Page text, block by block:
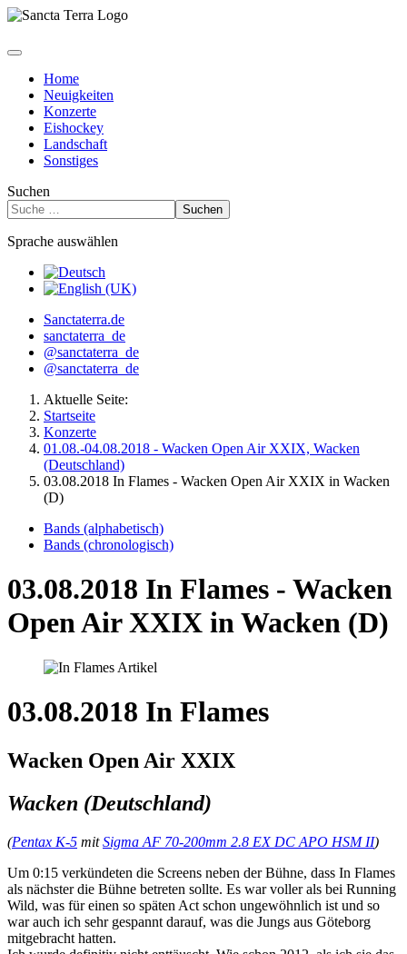
Home
Neuigkeiten
Konzerte
Eishockey
Landschaft
Sonstiges
Suchen
Suchen
Sprache auswählen
Sanctaterra.de
sanctaterra_de
@sanctaterra_de
@sanctaterra_de
Aktuelle Seite:
Startseite
Konzerte
01.08.-04.08.2018 - Wacken Open Air XXIX, Wacken
(Deutschland)
03.08.2018 In Flames - Wacken Open Air XXIX in Wacken
(D)
Bands (alphabetisch)
Bands (chronologisch)
03.08.2018 In Flames - Wacken
Open Air XXIX in Wacken (D)
03.08.2018 In Flames
Wacken Open Air XXIX
Wacken (Deutschland)
(Pentax K-5 mitSigma AF 70-200mm 2.8 EX DC APO HSM II)
Um 0:15 verkündeten die Screens neben der Bühne, dass In Flames
als nächster die Bühne betreten sollte. Es war voller als bei Running
Wild, was für einen so späten Act schon ungewöhnlich ist und so
war auch ich sehr gespannt darauf, was die Jungs aus Göteborg
mitgebracht hatten.